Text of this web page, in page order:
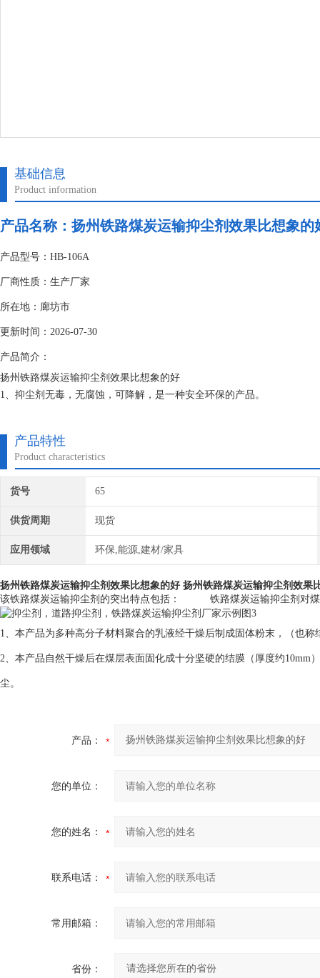
基础信息
Product information
产品名称： 扬州铁路煤炭运输抑尘剂效果比想象的
产品型号：HB-106A
厂商性质：生产厂家
所在地：廊坊市
更新时间：2026-07-30
产品简介：
扬州铁路煤炭运输抑尘剂效果比想象的好
1、抑尘剂无毒，无腐蚀，可降解，是一种安全环保的产品。
产品特性
Product characteristics
货号 65
供货周期 现货
应用领域 环保,能源,建材/家具
扬州铁路煤炭运输抑尘剂效果比想象的好 扬州铁路煤炭运输抑尘剂效果
该铁路煤炭运输抑尘剂的突出特点包括：　　　铁路煤炭运输抑尘剂对
1、本产品为多种高分子材料聚合的乳液经干燥后制成固体粉末，（也
2、本产品自然干燥后在煤层表面固化成十分坚硬的结膜（厚度约
尘。
产品：
您的单位：
您的姓名：
联系电话：
常用邮箱：
省份：